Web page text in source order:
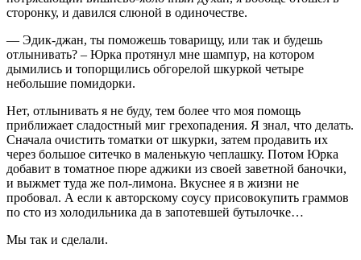
сторонку, и давился слюной в одиночестве.
— Эдик-джан, ты поможешь товарищу, или так и будешь
отлынивать? – Юрка протянул мне шампур, на котором
дымились и топорщились обгорелой шкуркой четыре
небольшие помидорки.
Нет, отлынивать я не буду, тем более что моя помощь
приближает сладостный миг грехопадения. Я знал, что делать.
Сначала очистить томатки от шкурки, затем продавить их
через большое ситечко в маленькую чеплашку. Потом Юрка
добавит в томатное пюре аджики из своей заветной баночки,
и выжмет туда же пол-лимона. Вкуснее я в жизни не
пробовал. А если к авторскому соусу присовокупить граммов
по сто из холодильника да в запотевшей бутылочке…
Мы так и сделали.